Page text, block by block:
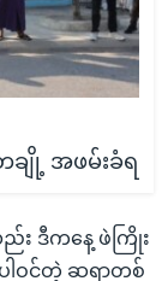
ျို့ အဖမ်းခံရ
း ဒီကနေ့ ဖဲကြိုး
ါဝင်တဲ့ ဆရာတစ်